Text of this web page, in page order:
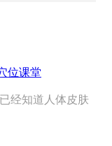
位课堂
经知道人体皮肤